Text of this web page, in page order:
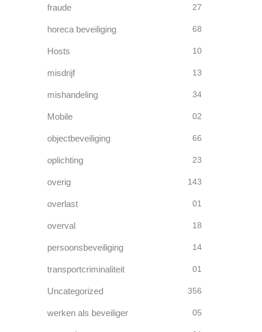
fraude 27
horeca beveiliging 68
Hosts 10
misdrijf 13
mishandeling 34
Mobile 02
objectbeveiliging 66
oplichting 23
overig 143
overlast 01
overval 18
persoonsbeveiliging 14
transportcriminaliteit 01
Uncategorized 356
werken als beveiliger 05